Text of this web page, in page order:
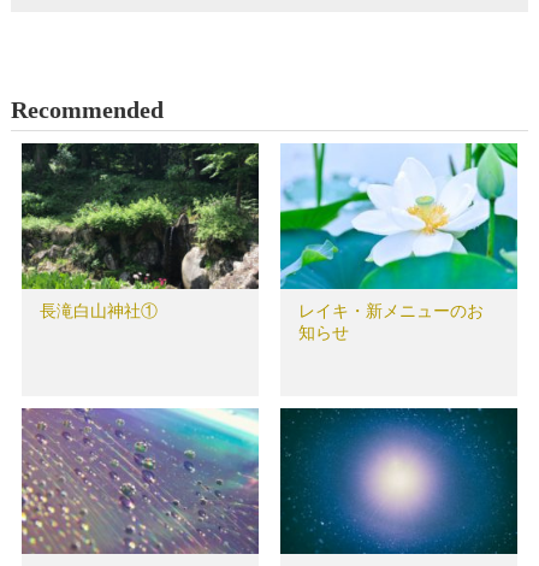
Recommended
長滝白山神社①
レイキ・新メニューのお
知らせ